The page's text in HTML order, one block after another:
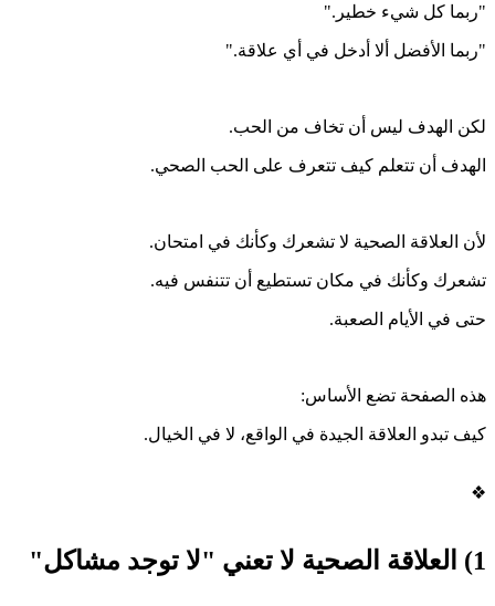
"ربما كل شيء خطير."
"ربما الأفضل ألا أدخل في أي علاقة."
لكن الهدف ليس أن تخاف من الحب.
الهدف أن تتعلم كيف تتعرف على الحب الصحي.
لأن العلاقة الصحية لا تشعرك وكأنك في امتحان.
تشعرك وكأنك في مكان تستطيع أن تتنفس فيه.
حتى في الأيام الصعبة.
هذه الصفحة تضع الأساس:
كيف تبدو العلاقة الجيدة في الواقع، لا في الخيال.
❖
1) العلاقة الصحية لا تعني "لا توجد مشاكل"